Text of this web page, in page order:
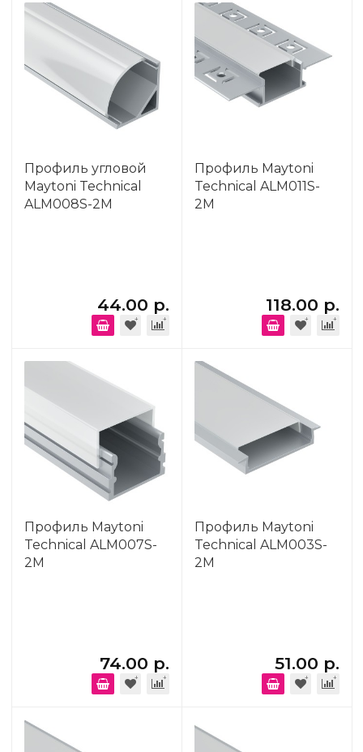
Профиль угловой
Maytoni Technical
ALM008S-2M
44.00 р.
Профиль Maytoni
Technical ALM011S-
2M
118.00 р.
Профиль Maytoni
Technical ALM007S-
2M
74.00 р.
Профиль Maytoni
Technical ALM003S-
2M
51.00 р.